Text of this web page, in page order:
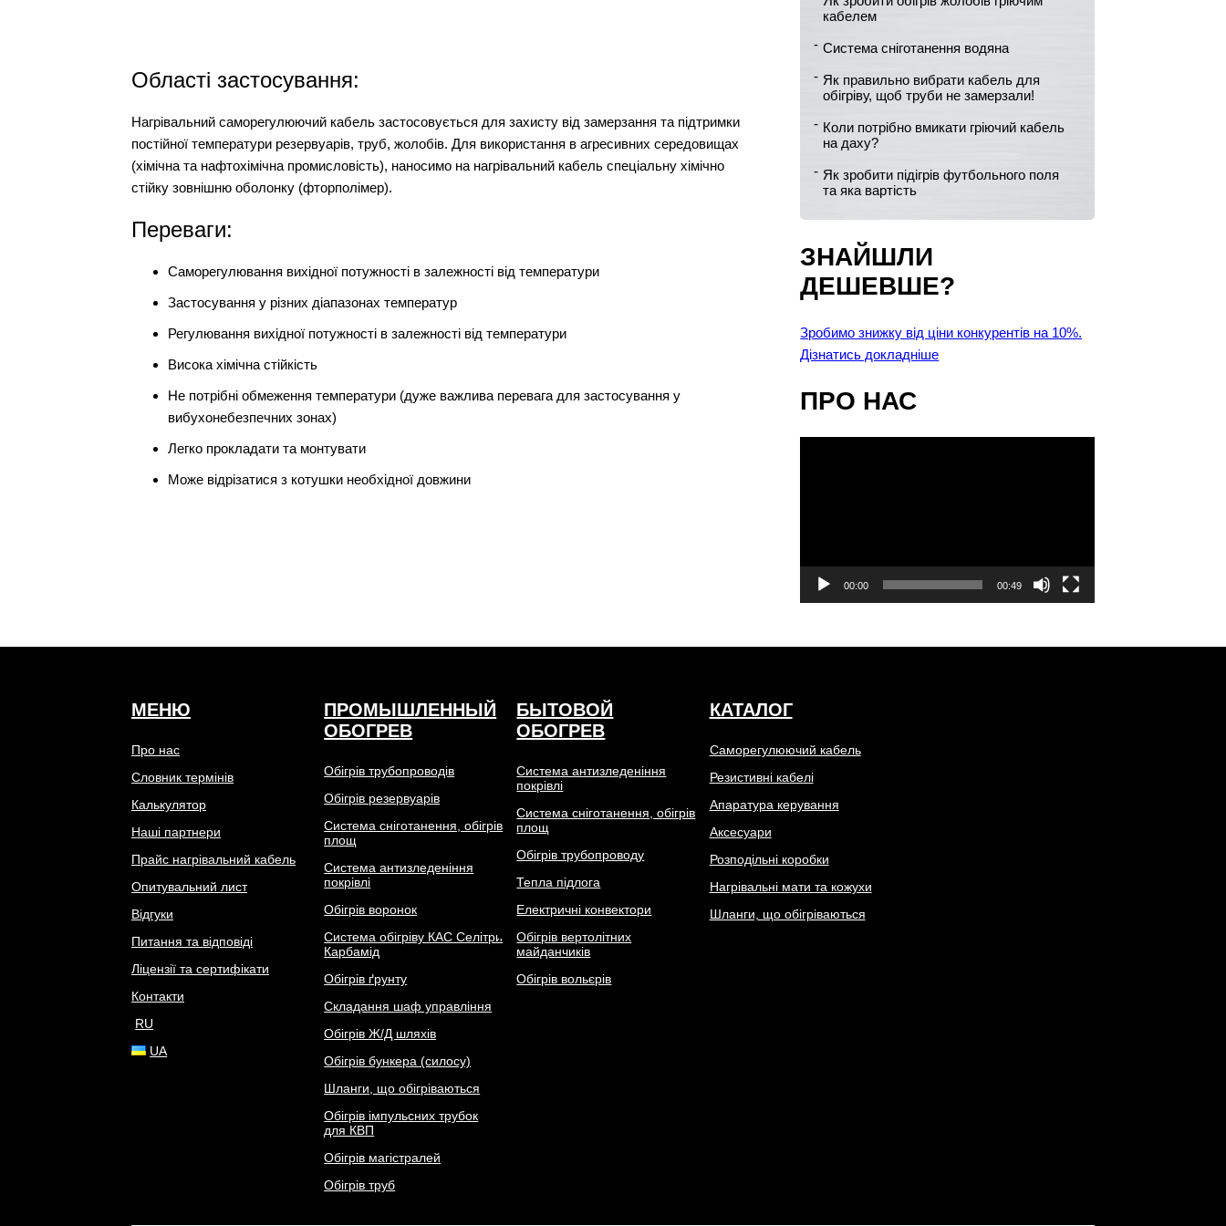
Області застосування:
Нагрівальний саморегулюючий кабель застосовується для захисту від замерзання та підтримки
постійної температури резервуарів, труб, жолобів. Для використання в агресивних середовищах
(хімічна та нафтохімічна промисловість), наносимо на нагрівальний кабель спеціальну хімічно
стійку зовнішню оболонку (фторполімер).
Переваги:
Саморегулювання вихідної потужності в залежності від температури
Застосування у різних діапазонах температур
Регулювання вихідної потужності в залежності від температури
Висока хімічна стійкість
Не потрібні обмеження температури (дуже важлива перевага для застосування у
вибухонебезпечних зонах)
Легко прокладати та монтувати
Може відрізатися з котушки необхідної довжини
кабелем
Система сніготанення водяна
Як правильно вибрати кабель для
обігріву, щоб труби не замерзали!
Коли потрібно вмикати гріючий кабель
на даху?
Як зробити підігрів футбольного поля
та яка вартість
ЗНАЙШЛИ
ДЕШЕВШЕ?
Зробимо знижку від ціни конкурентів на 10%.
Дізнатись докладніше
ПРО НАС
00:00 00:49
МЕНЮ
Про нас
Словник термінів
Калькулятор
Наші партнери
Прайс нагрівальний кабель
Опитувальний лист
Відгуки
Питання та відповіді
Ліцензії та сертифікати
Контакти
RU
UA
ПРОМЫШЛЕННЫЙ
ОБОГРЕВ
Обігрів трубопроводів
Обігрів резервуарів
Система сніготанення, обігрів
площ
Система антизледеніння
покрівлі
Обігрів воронок
Система обігріву КАС Селітри
Карбамід
Обігрів ґрунту
Складання шаф управління
Обігрів Ж/Д шляхів
Обігрів бункера (силосу)
Шланги, що обігріваються
Обігрів імпульсних трубок
для КВП
Обігрів магістралей
Обігрів труб
БЫТОВОЙ
ОБОГРЕВ
Система антизледеніння
покрівлі
Система сніготанення, обігрів
площ
Обігрів трубопроводу
Тепла підлога
Електричні конвектори
Обігрів вертолітних
майданчиків
Обігрів вольєрів
КАТАЛОГ
Саморегулюючий кабель
Резистивні кабелі
Апаратура керування
Аксесуари
Розподільні коробки
Нагрівальні мати та кожухи
Шланги, що обігріваються